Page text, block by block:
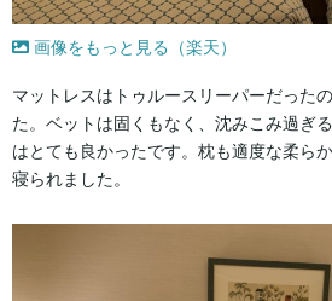
画像をもっと見る（楽天）
マットレスはトゥルースリーパーだった
た。ベットは固くもなく、沈みこみ過ぎ
はとても良かったです。枕も適度な柔ら
寝られました。